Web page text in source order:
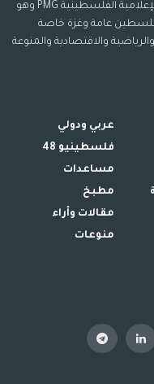
موقع غزة بوست هو احد خدمات المجموعة الإعلامية الفلسطينية PMG وهو
فلسطين عامة وغزة خاصة
والاقتصادية والمنوعة
عربي ودولي
فلسطينيو 48
مساعدات
مطبخ
مقالات وأراء
منوعات